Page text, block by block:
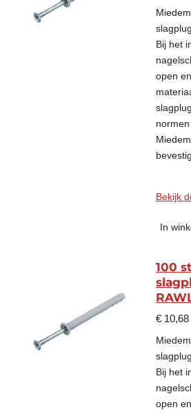
Bij het
open
Bekijk
In
100
€ 10,68
Bij het
open